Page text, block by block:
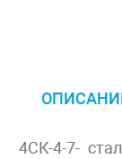
4СК-4-7-